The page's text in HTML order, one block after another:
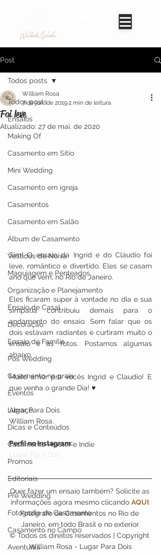
Worldwide Avaliable
Post
Todos posts
Ensaios
Making Of
Casamento em Sítio
Mini Wedding
Casamento em igreja
Casamentos
Casamento em Salão
Álbum de Casamento
Vestidos de Noiva
Maquiagem e Penteados
Organização e Planejamento
Ensaio de Casal
Decoração
Ensaio de Família
Pos Wedding
Casamento na praia
Eventos
Lugar Para Dois
Dicas e Conteúdos
Casamento Hipster e Indie
Promos
Editoriais
Pre Wedding
Fotografia de Casamento
Casamento no Campo
Aventuras
Todos posts
Foi leve
William Rosa
7 de jun. de 20192 min de leitura
Atualizado: 27 de mai. de 2020
Sim! O ensaio da Ingrid e do Cláudio foi
leve, romântico e divertido. Eles se casam
ano que vem, no Rio de Janeiro.
Eles ficaram super à vontade no dia e sua
simpatia contribuiu demais para o
andamento do ensaio. Sem falar que os
dois estavam radiantes e curtiram muito o
ensaio e as fotos. Postamos algumas
abaixo.
Muito amor pra vocês Ingrid e Claudio! E
que venha o grande Dia! ♥
Abraço,​
William Rosa.​
Perfil no Instagram:
Quer fazer um ensaio também? Solicite as
informações agora mesmo clicando AQUI:
Fotógrafo de Casamentos no Rio de
Janeiro, em todo Brasil e no exterior.
© Todos os direitos reservados | Copyright
William Rosa - Lugar Para Dois